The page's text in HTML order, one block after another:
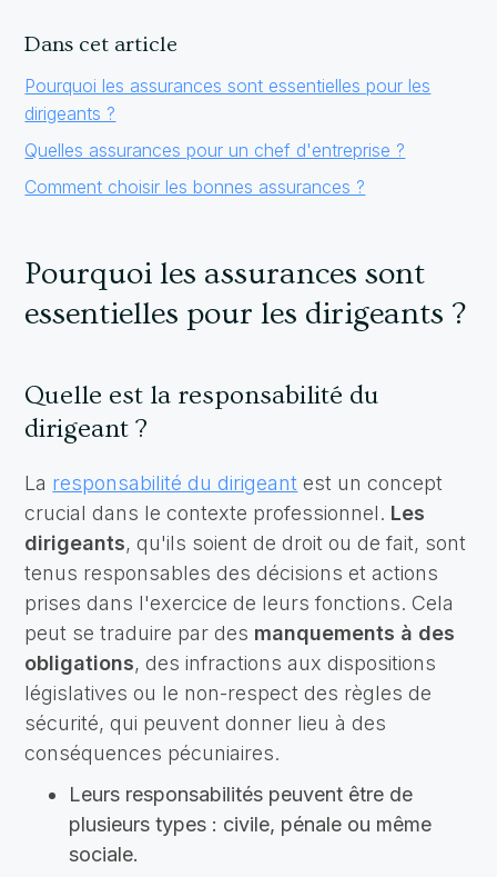
Dans cet article
Pourquoi les assurances sont essentielles pour les
dirigeants ?
Quelles assurances pour un chef d'entreprise ?
Comment choisir les bonnes assurances ?
Pourquoi les assurances sont
essentielles pour les dirigeants ?
Quelle est la responsabilité du
dirigeant ?
La responsabilité du dirigeant est un concept
crucial dans le contexte professionnel. Les
dirigeants, qu'ils soient de droit ou de fait, sont
tenus responsables des décisions et actions
prises dans l'exercice de leurs fonctions. Cela
peut se traduire par des manquements à des
obligations, des infractions aux dispositions
législatives ou le non-respect des règles de
sécurité, qui peuvent donner lieu à des
conséquences pécuniaires.
Leurs responsabilités peuvent être de
plusieurs types : civile, pénale ou même
sociale.